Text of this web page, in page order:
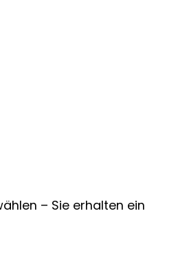
– Sie erhalten ein